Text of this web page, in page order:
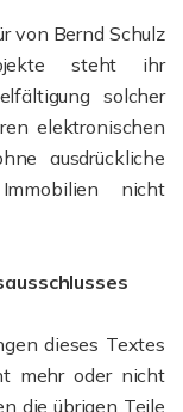
von Bernd Schulz
steht ihr
solcher
elektronischen
ausdrückliche
nicht
dieses Textes
mehr oder nicht
die übrigen Teile